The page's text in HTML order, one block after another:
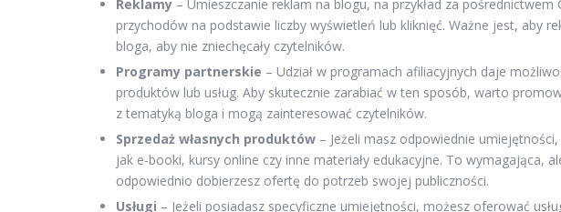
Reklamy – Umieszczanie reklam na blogu, na przykład za
przychodów na podstawie liczby wyświetleń lub kliknięć. Ważne jest, aby
bloga, aby nie zniechęcały czytelników.
Programy partnerskie – Udział w programach afiliacyjnych daje
produktów lub usług. Aby skutecznie zarabiać w ten sposób, warto
z tematyką bloga i mogą zainteresować czytelników.
Sprzedaż własnych produktów – Jeżeli masz odpowiednie
jak e-booki, kursy online czy inne materiały edukacyjne. To wymagająca,
odpowiednio dobierzesz ofertę do potrzeb swojej publiczności.
Usługi – Jeżeli posiadasz specyficzne umiejętności, możesz oferować